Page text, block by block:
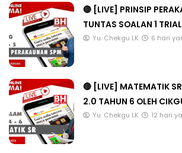
🔴 [LIVE] PRINSIP
TUNTAS SOALAN 1
Yu. Chekgu LK 6 hari
🔴 [LIVE] MATEMATIK
2.0 TAHUN 6 OLEH
Yu. Chekgu LK 12 hari